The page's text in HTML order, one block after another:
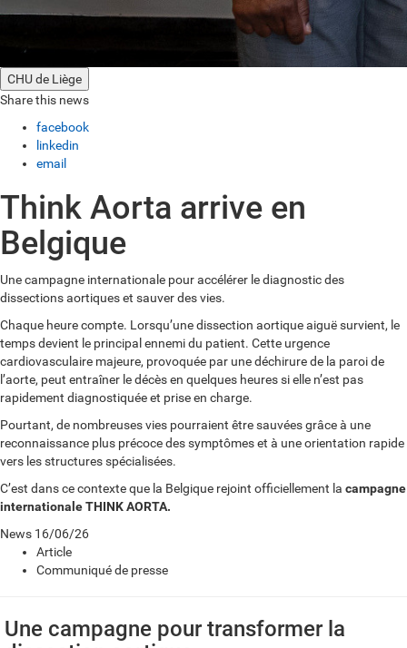
CHU de Liège
Share this news
facebook
linkedin
email
Think Aorta arrive en
Belgique
Une campagne internationale pour accélérer le diagnostic des
dissections aortiques et sauver des vies.
Chaque heure compte. Lorsqu’une dissection aortique aiguë survient, le
temps devient le principal ennemi du patient. Cette urgence
cardiovasculaire majeure, provoquée par une déchirure de la paroi de
l’aorte, peut entraîner le décès en quelques heures si elle n’est pas
rapidement diagnostiquée et prise en charge.
Pourtant, de nombreuses vies pourraient être sauvées grâce à une
reconnaissance plus précoce des symptômes et à une orientation rapide
vers les structures spécialisées.
C’est dans ce contexte que la Belgique rejoint officiellement la campagne
internationale THINK AORTA.
News 16/06/26
Article
Communiqué de presse
Une campagne pour transformer la